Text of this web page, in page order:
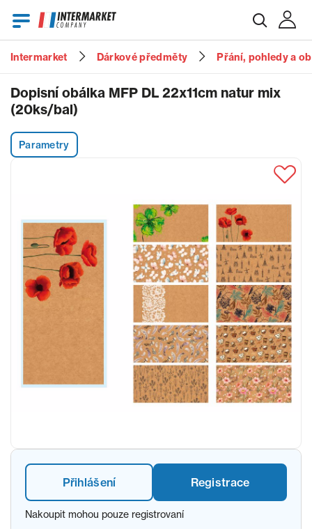
Heslo
Zapomenuté heslo?
Intermarket Dárkové předměty Přání, pohledy a
Dopisní obálka MFP DL 22x11cm natur mix
(20ks/bal)
Parametry
Přihlášení Registrace
Nakoupit mohou pouze registrovaní